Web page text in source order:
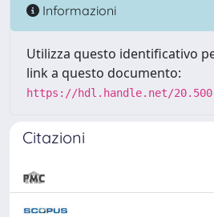
Informazioni
Utilizza questo identificativo
link a questo documento:
https://hdl.handle.net/
Citazioni